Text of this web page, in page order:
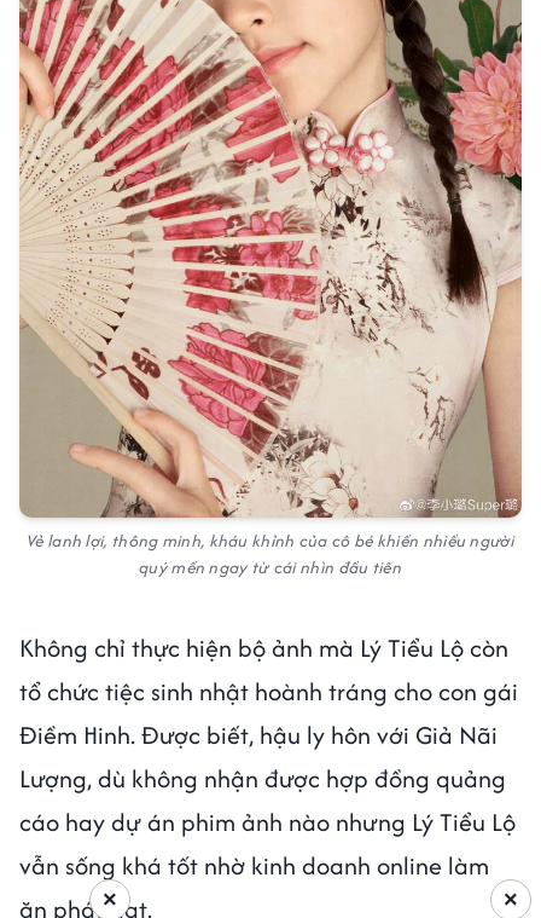
Vẻ lanh lợi, thông minh, kháu khỉnh của cô bé khiến nhiều người
quý mến ngay từ cái nhìn đầu tiên
Không chỉ thực hiện bộ ảnh mà Lý Tiểu Lộ còn
tổ chức tiệc sinh nhật hoành tráng cho con gái
Điềm Hinh. Được biết, hậu ly hôn với Giả Nãi
Lượng, dù không nhận được hợp đồng quảng
cáo hay dự án phim ảnh nào nhưng Lý Tiểu Lộ
vẫn sống khá tốt nhờ kinh doanh online làm
ăn phát đạt.
×
×